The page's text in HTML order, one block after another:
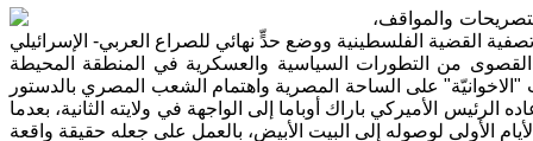
والمواقف،
القصوى من التطورات السياسية والعسكرية في المنطقة المحيطة
"الاخوانيّة" على الساحة المصرية واهتمام الشعب المصري بالدستور
الأميركي باراك أوباما إلى الواجهة في ولايته الثانية، بعدما